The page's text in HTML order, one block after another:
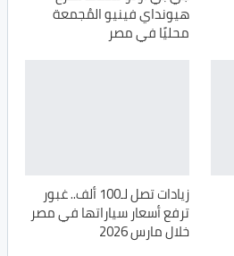
هيونداي فينيو المُجمعة
محليًا في مصر
زيادات تصل لـ100 ألف.. غبور
ترفع أسعار سياراتها في مصر
خلال مارس 2026